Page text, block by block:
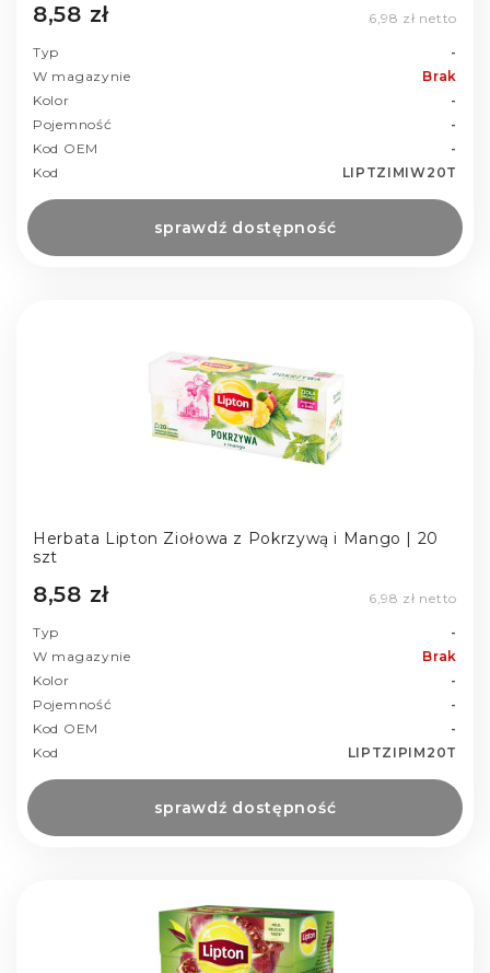
8,58 zł 6,98 zł netto
Typ
-
W magazynie
Brak
Kolor
-
Pojemność
-
Kod OEM
-
Kod
LIPTZIMIW20T
sprawdź dostępność
Herbata Lipton Ziołowa z Pokrzywą i Mango | 20
szt
8,58 zł 6,98 zł netto
Typ
-
W magazynie
Brak
Kolor
-
Pojemność
-
Kod OEM
-
Kod
LIPTZIPIM20T
sprawdź dostępność